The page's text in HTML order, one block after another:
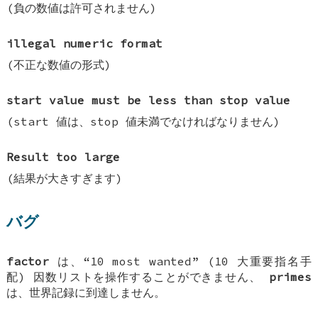
(負の数値は許可されません)
illegal numeric format
(不正な数値の形式)
start value must be less than stop value
(start 値は、stop 値未満でなければなりません)
Result too large
(結果が大きすぎます)
バグ
factor は、“10 most wanted” (10 大重要指名手
配) 因数リストを操作することができません、 primes
は、世界記録に到達しません。